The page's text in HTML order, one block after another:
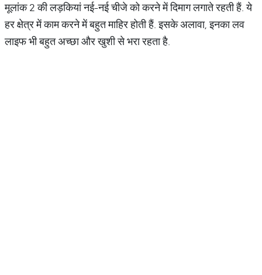
मूलांक 2 की लड़कियां नई-नई चीजे को करने में दिमाग लगाते रहती हैं. ये
हर क्षेत्र में काम करने में बहुत माहिर होती हैं. इसके अलावा, इनका लव
लाइफ भी बहुत अच्छा और खुशी से भरा रहता है.